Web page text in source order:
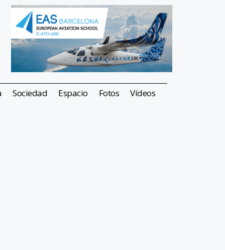
Sociedad Espacio Fotos Vídeos